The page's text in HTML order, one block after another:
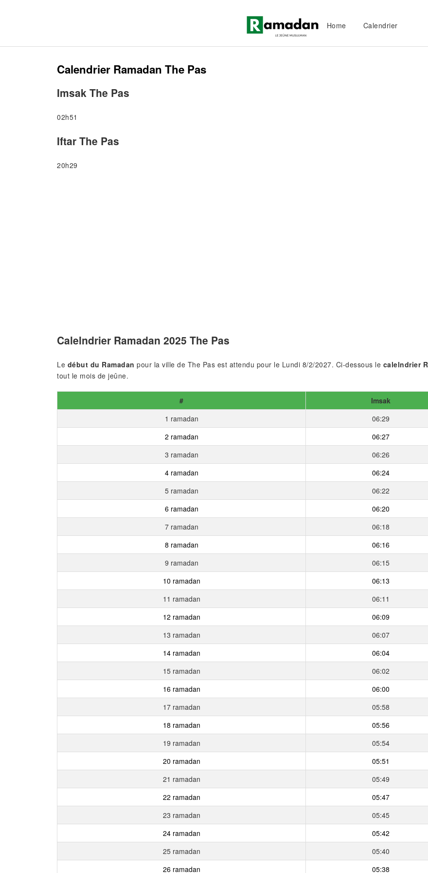
Home Calendrier
Calendrier Ramadan The Pas
Imsak The Pas
02h51
Iftar The Pas
20h29
Calelndrier Ramadan 2025 The Pas
Le début du Ramadan pour la ville de The Pas est attendu pour le Lundi 8/2/2027. Ci-dessous le calelndrier
tout le mois de jeûne.
# Imsak
1 ramadan
06:29
2 ramadan
06:27
3 ramadan
06:26
4 ramadan
06:24
5 ramadan
06:22
6 ramadan
06:20
7 ramadan
06:18
8 ramadan
06:16
9 ramadan
06:15
10 ramadan
06:13
11 ramadan
06:11
12 ramadan
06:09
13 ramadan
06:07
14 ramadan
06:04
15 ramadan
06:02
16 ramadan
06:00
17 ramadan
05:58
18 ramadan
05:56
19 ramadan
05:54
20 ramadan
05:51
21 ramadan
05:49
22 ramadan
05:47
23 ramadan
05:45
24 ramadan
05:42
25 ramadan
05:40
26 ramadan
05:38